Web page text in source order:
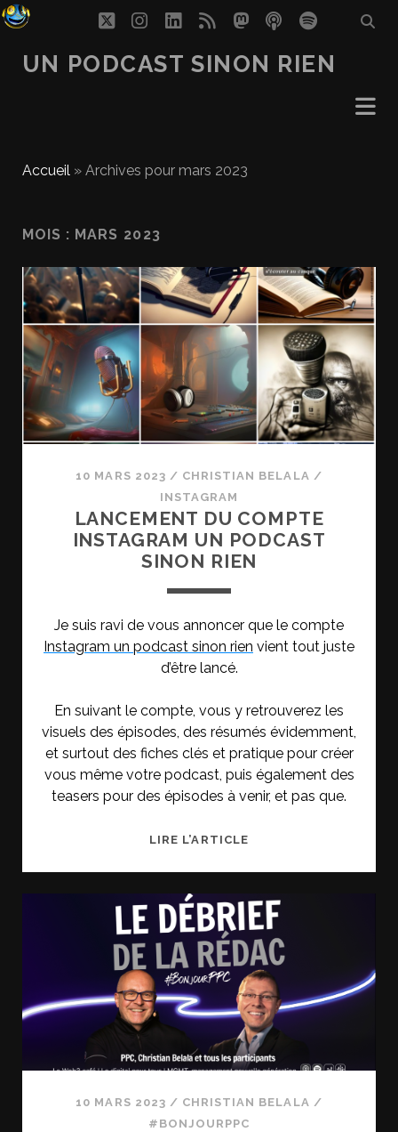
twitterinstagram
linkedin
rss mastodon
podcastspotify
UN PODCAST SINON RIEN
Accueil» Archives pour mars 2023
MOIS : MARS 2023
10 MARS 2023 / CHRISTIAN BELALA /
INSTAGRAM
LANCEMENT DU COMPTE
INSTAGRAM UN PODCAST
SINON RIEN
Je suis ravi de vous annoncer que le compte
Instagram un podcast sinon rien vient tout juste
d’être lancé.
En suivant le compte, vous y retrouverez les
visuels des épisodes, des résumés évidemment,
et surtout des fiches clés et pratique pour créer
vous même votre podcast, puis également des
teasers pour des épisodes à venir, et pas que.
LIRE L’ARTICLELANCEMENT
INSTAGRAM
UN
PODCAST
SINON
RIEN
10 MARS 2023 / CHRISTIAN BELALA /
#BONJOURPPC